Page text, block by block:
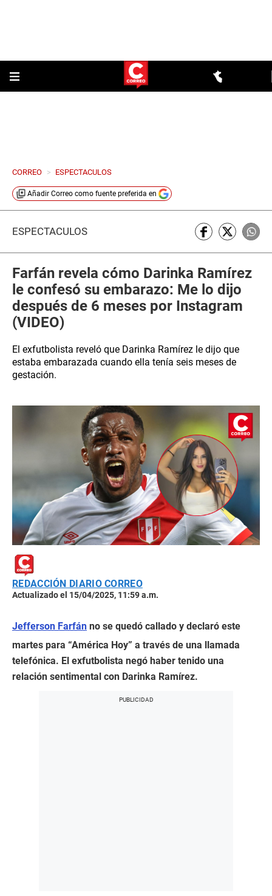
CORREO > ESPECTACULOS
Añadir Correo como fuente preferida en
ESPECTÁCULOS
Farfán revela cómo Darinka Ramírez
le confesó su embarazo: Me lo dijo
después de 6 meses por Instagram
(VIDEO)
El exfutbolista reveló que Darinka Ramírez le dijo que
estaba embarazada cuando ella tenía seis meses de
gestación.
REDACCIÓN DIARIO CORREO
Actualizado el 15/04/2025, 11:59 a.m.
Jefferson Farfán no se quedó callado y declaró este
martes para “América Hoy” a través de una llamada
telefónica. El exfutbolista negó haber tenido una
relación sentimental con Darinka Ramírez.